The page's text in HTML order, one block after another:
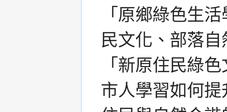
「原鄉綠色生
民文化、部落
「新原住民綠
市人學習如何